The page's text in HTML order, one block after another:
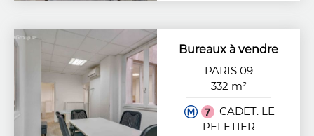
Bureaux à vendre
PARIS 09
332 m²
CADET. LE
PELETIER